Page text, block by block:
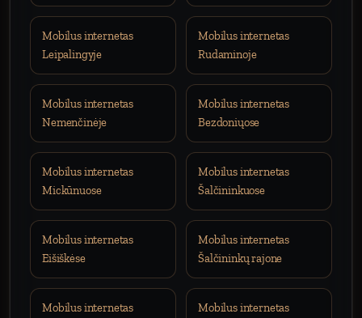
Mobilus internetas
Leipalingyje
Mobilus internetas
Rudaminoje
Mobilus internetas
Nemenčinėje
Mobilus internetas
Bezdoniųose
Mobilus internetas
Mickūnuose
Mobilus internetas
Šalčininkuose
Mobilus internetas
Eišiškėse
Mobilus internetas
Šalčininkų rajone
Mobilus internetas
Mobilus internetas